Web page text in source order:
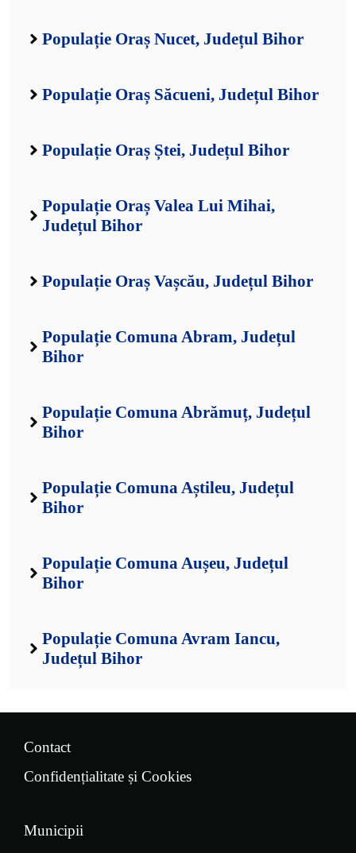
Populație Oraș Nucet, Județul Bihor
Populație Oraș Săcueni, Județul Bihor
Populație Oraș Ștei, Județul Bihor
Populație Oraș Valea Lui Mihai,
Județul Bihor
Populație Oraș Vașcău, Județul Bihor
Populație Comuna Abram, Județul
Bihor
Populație Comuna Abrămuț, Județul
Bihor
Populație Comuna Aștileu, Județul
Bihor
Populație Comuna Aușeu, Județul
Bihor
Populație Comuna Avram Iancu,
Județul Bihor
Contact
Confidențialitate și Cookies
Municipii